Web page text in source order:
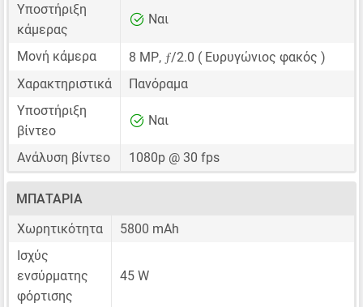
Υποστήριξη
κάμερας
Ναι
Μονή κάμερα 8 MP, ƒ/2.0 ( Ευρυγώνιος φακός )
Χαρακτηριστικά
Πανόραμα
Υποστήριξη
βίντεο
Ναι
Ανάλυση βίντεο 1080p @ 30 fps
ΜΠΑΤΑΡΊΑ
Χωρητικότητα
5800 mAh
Ισχύς
ενσύρματης
φόρτισης
45 W